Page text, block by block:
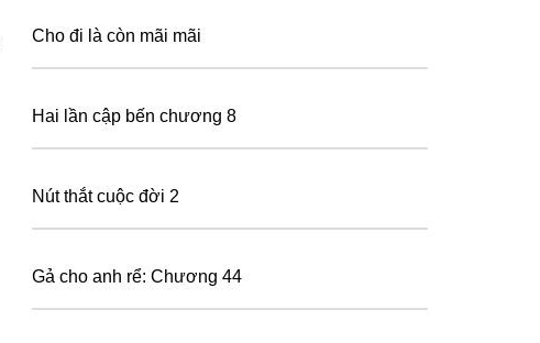
Cho đi là còn mãi mãi
Hai lần cập bến chương 8
Nút thắt cuộc đời 2
Gả cho anh rể: Chương 44